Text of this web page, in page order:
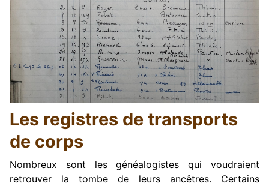
Les registres de transports
de corps
Nombreux sont les généalogistes qui voudraient
retrouver la tombe de leurs ancêtres. Certains